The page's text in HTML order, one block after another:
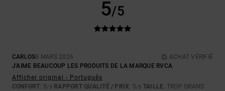
5/5
CARLOS8 MARS 2026
ACHAT VÉRIFIÉ
J'AIME BEAUCOUP LES PRODUITS DE LA MARQUE RVCA
Afficher original - Português
CONFORT: 5/5 RAPPORT QUALITÉ / PRIX: 5/5 TAILLE: TROP GRAND